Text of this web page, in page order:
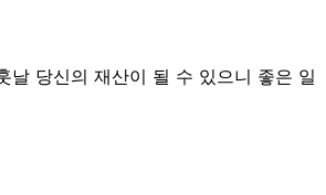
날 당신의 재산이 될 수 있으니 좋은 일